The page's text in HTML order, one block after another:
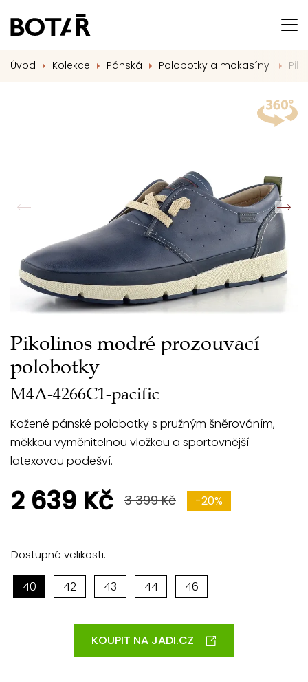
Úvod Kolekce Pánská Polobotky a mokasíny
Pikolinos modré prozouvací
polobotky
M4A-4266C1-pacific
Kožené pánské polobotky s pružným šněrováním,
měkkou vyměnitelnou vložkou a sportovnější
latexovou podešví.
2 639 Kč 3 399 Kč -20%
Dostupné velikosti:
40 42 43 44 46
KOUPIT NA JADI.CZ